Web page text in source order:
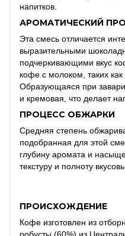
напитков.
АРОМАТИЧЕСКИЙ
Эта смесь отличается
выразительными
подчеркивающими вкус
кофе с молоком, таких как
Образующаяся при
и кремовая, что делает
ПРОЦЕСС ОБЖАРКИ
Средняя степень
подобранная для этой
глубину аромата и
текстуру и полноту
ПРОИСХОЖДЕНИЕ
Кофе изготовлен из